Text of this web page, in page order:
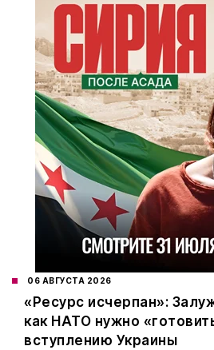
06 АВГУСТА 2026
«Ресурс исчерпан»:
как НАТО нужно
вступлению Украины